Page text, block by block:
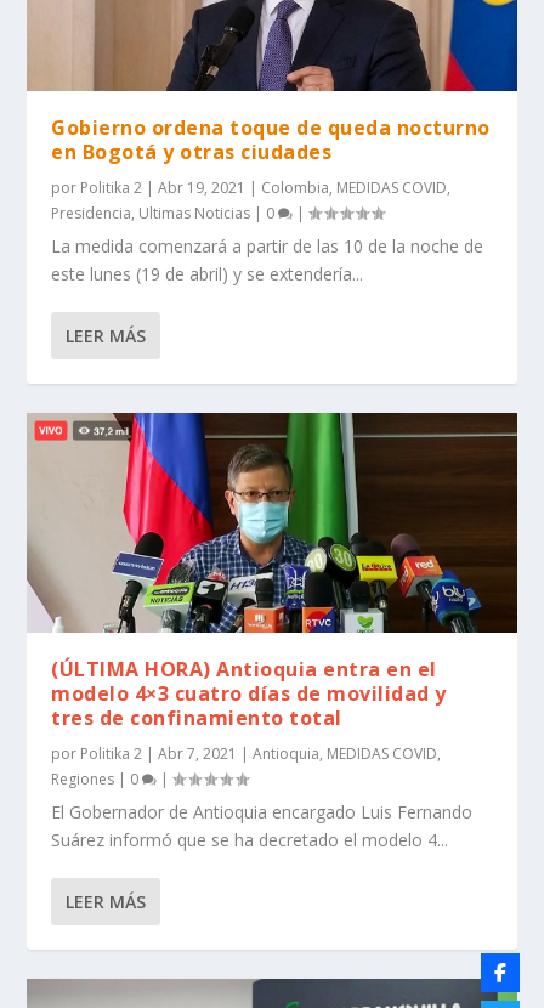
Gobierno ordena toque de queda nocturno
en Bogotá y otras ciudades
por Politika 2 |Abr 19, 2021 | Colombia, MEDIDAS COVID,
Presidencia, Ultimas Noticias | 0 |
La medida comenzará a partir de las 10 de la noche de
este lunes (19 de abril) y se extendería...
LEER MÁS
(ÚLTIMA HORA) Antioquia entra en el
modelo 4×3 cuatro días de movilidad y
tres de confinamiento total
por Politika 2 |Abr 7, 2021 |Antioquia, MEDIDAS COVID,
Regiones | 0 |
El Gobernador de Antioquia encargado Luis Fernando
Suárez informó que se ha decretado el modelo 4...
LEER MÁS